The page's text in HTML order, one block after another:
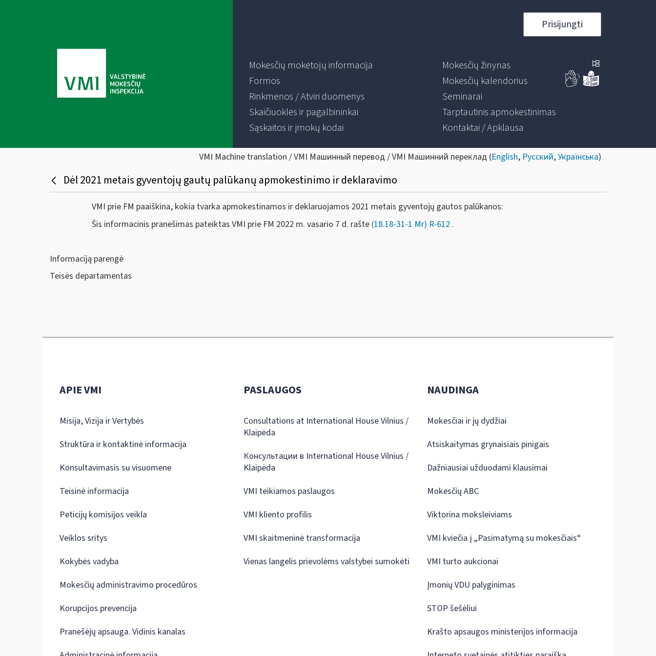
Prisijungti
Mokesčių mokėtojų informacija
Formos
Rinkmenos / Atviri duomenys
Skaičiuoklės ir pagalbininkai
Sąskaitos ir įmokų kodai
Mokesčių žinynas
Mokesčių kalendorius
Seminarai
Tarptautinis apmokestinimas
Kontaktai / Apklausa
VMI Machine translation / VMI Машинный перевод / VMI Машинний переклад (English, Русский,Українська)
Dėl 2021 metais gyventojų gautų palūkanų apmokestinimo ir deklaravimo
VMI prie FM paaiškina, kokia tvarka apmokestinamos ir deklaruojamos 2021 metais gyventojų gautos palūkanos:
Šis informacinis pranešimas pateiktas VMI prie FM 2022 m. vasario 7 d. rašte (18.18-31-1 Mr) R-612 .
Informaciją parengė
Teisės departamentas
APIE VMI
Misija, Vizija ir Vertybės
Struktūra ir kontaktinė informacija
Konsultavimasis su visuomene
Teisinė informacija
Peticijų komisijos veikla
Veiklos sritys
Kokybės vadyba
Mokesčių administravimo procedūros
Korupcijos prevencija
Pranešėjų apsauga. Vidinis kanalas
PASLAUGOS
Consultations at International House Vilnius /
Klaipėda
Консультации в International House Vilnius /
Klaipėda
VMI teikiamos paslaugos
VMI kliento profilis
VMI skaitmeninė transformacija
Vienas langelis prievolėms valstybei sumokėti
NAUDINGA
Mokesčiai ir jų dydžiai
Atsiskaitymas grynaisiais pinigais
Dažniausiai užduodami klausimai
Mokesčių ABC
Viktorina moksleiviams
VMI kviečia į „Pasimatymą su mokesčiais“
VMI turto aukcionai
Įmonių VDU palyginimas
STOP šešėliui
Krašto apsaugos ministerijos informacija